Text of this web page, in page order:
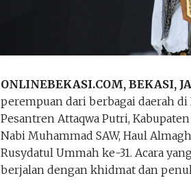
ONLINEBEKASI.COM, BEKASI,
perempuan dari berbagai daerah
Pesantren Attaqwa Putri,
Nabi Muhammad SAW, Haul
Rusydatul Ummah ke-31. Acara
berjalan dengan khidmat dan